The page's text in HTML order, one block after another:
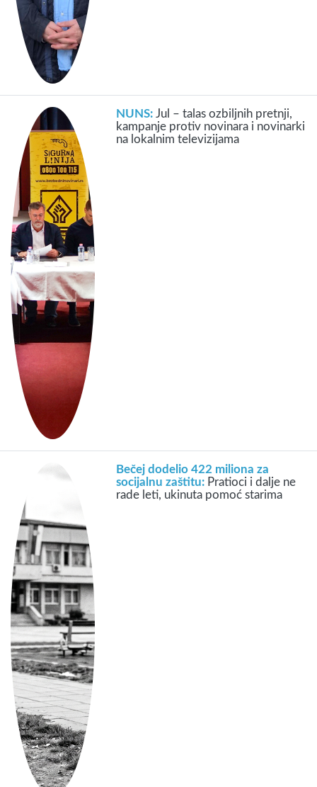
NUNS:Jul – talas ozbiljnih pretnji,
kampanje protiv novinara i novinarki
na lokalnim televizijama
Bečej dodelio 422 miliona za
socijalnu zaštitu: Pratioci i dalje ne
rade leti, ukinuta pomoć starima